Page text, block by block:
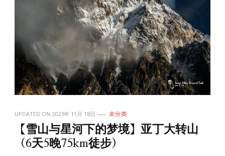
UPDATED ON 2023年 11月 18日 未分类
【雪山与星河下的梦境】亚丁大转山
（6天5晚75km徒步）